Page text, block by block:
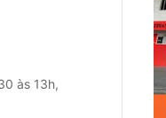
às 13h,